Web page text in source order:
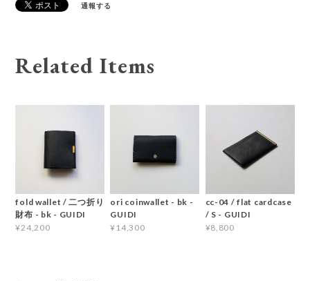
通報する
Related Items
fold wallet / 二つ折り
財布 - bk - GUIDI
¥24,200
ori coinwallet - bk -
GUIDI
¥14,300
cc-04 / flat cardcase
/ S - GUIDI
¥8,800